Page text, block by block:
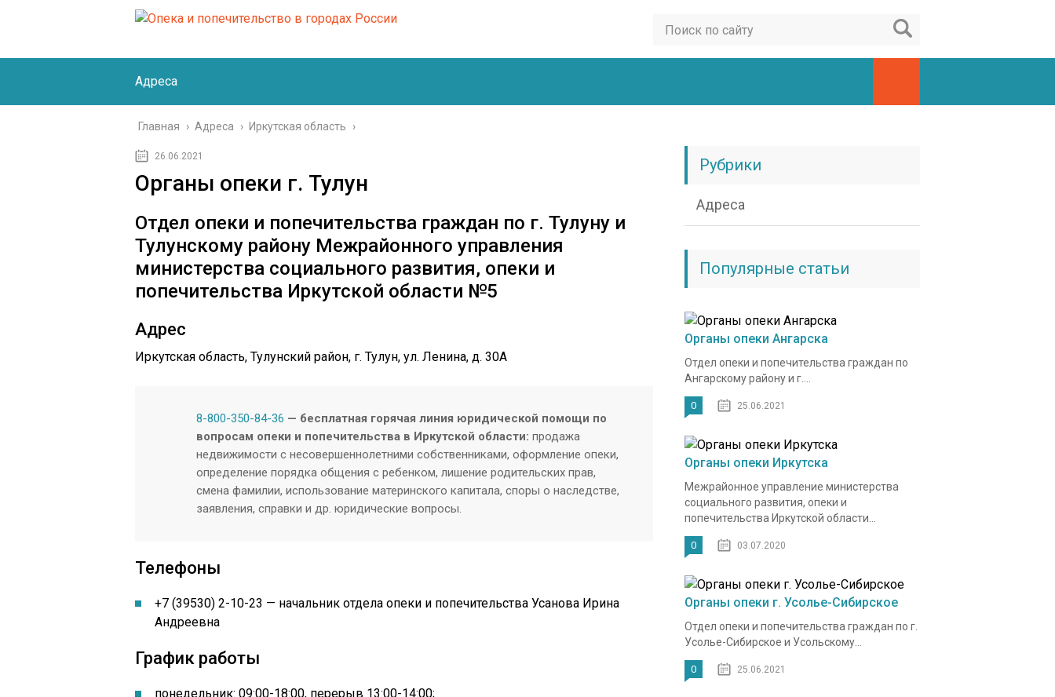
Адреса
Главная › Адреса › Иркутская область ›
26.06.2021
Органы опеки г. Тулун
Отдел опеки и попечительства граждан по г. Тулуну и
Тулунскому району Межрайонного управления
министерства социального развития, опеки и
попечительства Иркутской области №5
Адрес
Иркутская область, Тулунский район, г. Тулун, ул. Ленина, д. 30А
8-800-350-84-36 — бесплатная горячая линия юридической помощи по
вопросам опеки и попечительства в Иркутской области: продажа
недвижимости с несовершеннолетними собственниками, оформление опеки,
определение порядка общения с ребенком, лишение родительских прав,
смена фамилии, использование материнского капитала, споры о наследстве,
заявления, справки и др. юридические вопросы.
Телефоны
+7 (39530) 2-10-23 — начальник отдела опеки и попечительства Усанова Ирина
Андреевна
График работы
понедельник: 09:00-18:00, перерыв 13:00-14:00;
Рубрики
Адреса
Популярные статьи
Органы опеки Ангарска
Отдел опеки и попечительства граждан по
Ангарскому району и г....
0 25.06.2021
Органы опеки Иркутска
Межрайонное управление министерства
социального развития, опеки и
попечительства Иркутской области...
0 03.07.2020
Органы опеки г. Усолье-Сибирское
Отдел опеки и попечительства граждан по г.
Усолье-Сибирское и Усольскому...
0 25.06.2021